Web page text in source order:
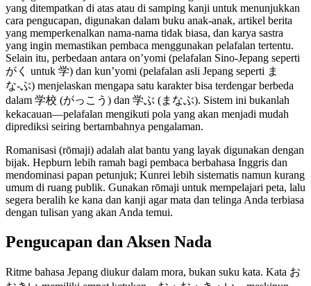
yang ditempatkan di atas atau di samping kanji untuk menunjukkan
cara pengucapan, digunakan dalam buku anak-anak, artikel berita
yang memperkenalkan nama-nama tidak biasa, dan karya sastra
yang ingin memastikan pembaca menggunakan pelafalan tertentu.
Selain itu, perbedaan antara on’yomi (pelafalan Sino-Jepang seperti
がく untuk 学) dan kun’yomi (pelafalan asli Jepang seperti ま
な‑ぶ) menjelaskan mengapa satu karakter bisa terdengar berbeda
dalam 学校 (がっこう) dan 学ぶ (まなぶ). Sistem ini bukanlah
kekacauan—pelafalan mengikuti pola yang akan menjadi mudah
diprediksi seiring bertambahnya pengalaman.
Romanisasi (rōmaji) adalah alat bantu yang layak digunakan dengan
bijak. Hepburn lebih ramah bagi pembaca berbahasa Inggris dan
mendominasi papan petunjuk; Kunrei lebih sistematis namun kurang
umum di ruang publik. Gunakan rōmaji untuk mempelajari peta, lalu
segera beralih ke kana dan kanji agar mata dan telinga Anda terbiasa
dengan tulisan yang akan Anda temui.
Pengucapan dan Aksen Nada
Ritme bahasa Jepang diukur dalam mora, bukan suku kata. Kata お